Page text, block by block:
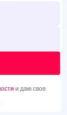
и даю свое